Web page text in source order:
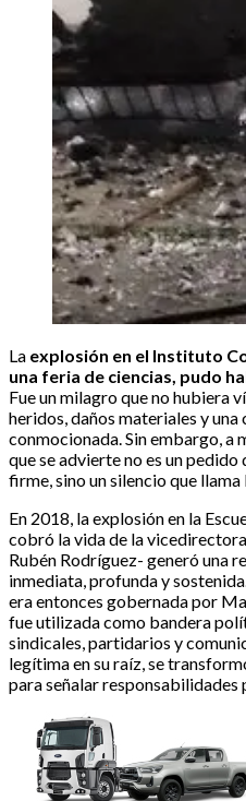
La explosión en el Instituto
una feria de ciencias, pudo
Fue un milagro que no hubiera
heridos, daños materiales y
conmocionada. Sin embargo, a
que se advierte no es un
firme, sino un silencio que llama
En 2018, la explosión en la
cobró la vida de la
Rubén Rodríguez- generó una
inmediata, profunda y
era entonces gobernada por
fue utilizada como bandera
sindicales, partidarios y
legítima en su raíz, se
para señalar